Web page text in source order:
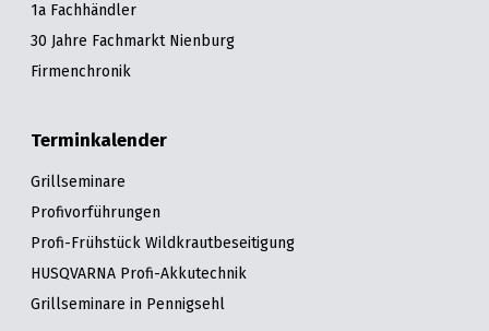
1a Fachhändler
30 Jahre Fachmarkt Nienburg
Firmenchronik
Terminkalender
Grillseminare
Profivorführungen
Profi-Frühstück Wildkrautbeseitigung
HUSQVARNA Profi-Akkutechnik
Grillseminare in Pennigsehl